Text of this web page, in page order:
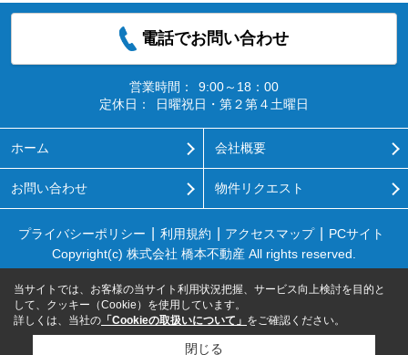
電話でお問い合わせ
営業時間：
9:00～18：00
定休日：
日曜祝日・第２第４土曜日
ホーム 会社概要
お問い合わせ 物件リクエスト
プライバシーポリシー 利用規約 アクセスマップ
PCサイト
Copyright(c) 株式会社 橋本不動産 All rights reserved.
当サイトでは、お客様の当サイト利用状況把握、サービス向上検討を目的と
して、クッキー（Cookie）を使用しています。
詳しくは、当社の 「Cookieの取扱いについて」 をご確認ください。
閉じる